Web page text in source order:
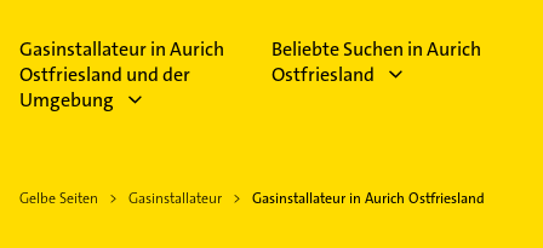
Feiertagen abweichen können.
Gasinstallateur in Aurich
Ostfriesland und der
Umgebung
Beliebte Suchen in Aurich
Ostfriesland
Gelbe Seiten Gasinstallateur Gasinstallateur in Aurich Ostfriesland